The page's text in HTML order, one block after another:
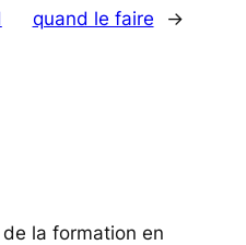
quand le faire
→
la formation en